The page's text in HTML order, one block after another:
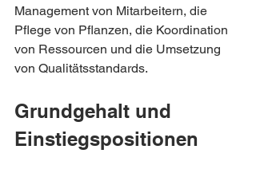
Management von Mitarbeitern, die
Pflege von Pflanzen, die Koordination
von Ressourcen und die Umsetzung
von Qualitätsstandards.
Grundgehalt und
Einstiegspositionen